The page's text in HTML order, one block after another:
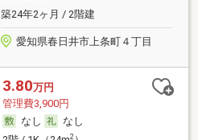
築24年2ヶ月 / 2階建
愛知県春日井市上条町４丁目
3.80万円
管理費3,900円
なし
なし
2